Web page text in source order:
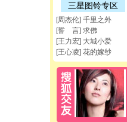
三星图铃专区
[周杰伦] 千里之外
[誓 言] 求佛
[王力宏] 大城小爱
[王心凌] 花的嫁纱